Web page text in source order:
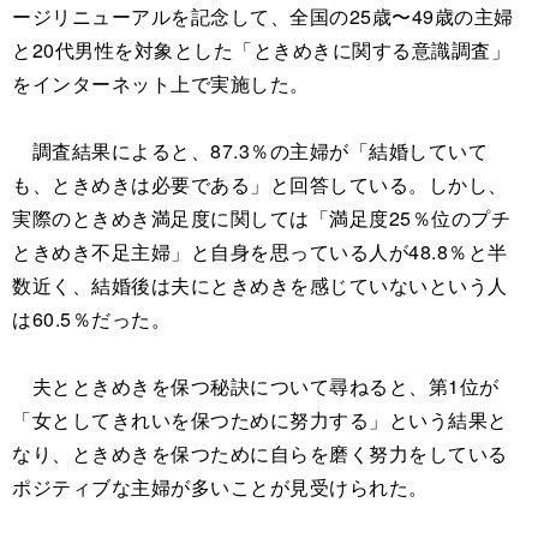
ージリニューアルを記念して、全国の25歳〜49歳の主婦
と20代男性を対象とした「ときめきに関する意識調査」
をインターネット上で実施した。
調査結果によると、87.3％の主婦が「結婚していて
も、ときめきは必要である」と回答している。しかし、
実際のときめき満足度に関しては「満足度25％位のプチ
ときめき不足主婦」と自身を思っている人が48.8％と半
数近く、結婚後は夫にときめきを感じていないという人
は60.5％だった。
夫とときめきを保つ秘訣について尋ねると、第1位が
「女としてきれいを保つために努力する」という結果と
なり、ときめきを保つために自らを磨く努力をしている
ポジティブな主婦が多いことが見受けられた。